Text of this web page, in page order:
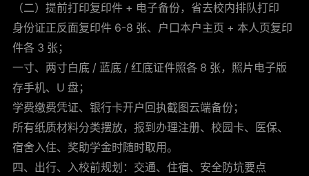
（二）提前打印复印件 + 电子备份，省去校内排队打印
身份证正反面复印件 6-8 张、户口本户主页 + 本人页复印
件各 3 张；
一寸、两寸白底 / 蓝底 / 红底证件照各 8 张，照片电子版
存手机、U 盘；
学费缴费凭证、银行卡开户回执截图云端备份；
所有纸质材料分类摆放，报到办理注册、校园卡、医保、
宿舍入住、奖助学金时随时取用。
四、出行、入校前规划：交通、住宿、安全防坑要点